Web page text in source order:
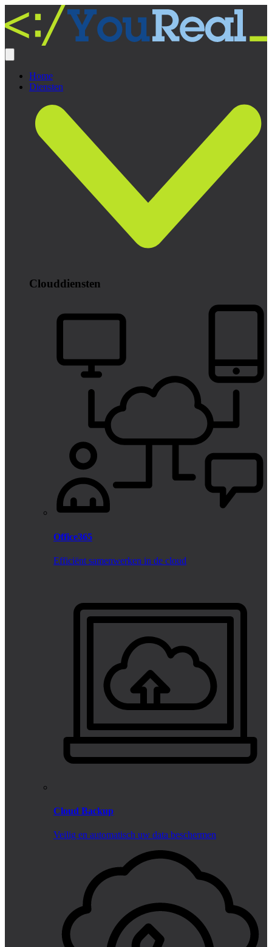
Home
Diensten
Clouddiensten
Office365
Efficiënt samenwerken in de cloud
Cloud Backup
Veilig en automatisch uw data beschermen